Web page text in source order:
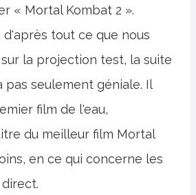
« Mortal Kombat 2 ».
d'après tout ce que nous
la projection test, la suite
pas seulement géniale. Il
film de l'eau,
du meilleur film Mortal
en ce qui concerne les